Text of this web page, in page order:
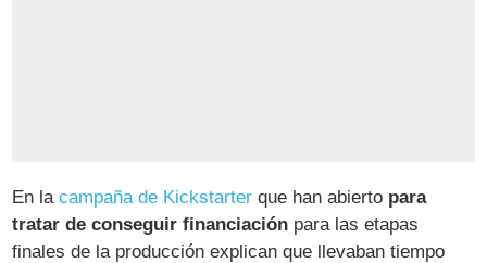
En lacampaña de Kickstarter que han abierto para
tratar de conseguir financiación para las etapas
finales de la producción explican que llevaban tiempo